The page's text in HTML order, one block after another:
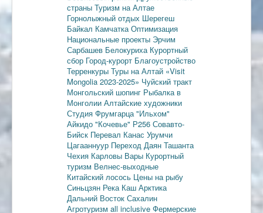
страны Туризм на Алтае
Горнолыжный отдых Шерегеш
Байкал Камчатка Оптимизация
Национальные проекты Эрчим
Сарбашев Белокуриха Курортный
сбор Город-курорт Благоустройство
Терренкуры Туры на Алтай «Visit
Mongolia 2023-2025» Чуйский тракт
Монгольский шопинг Рыбалка в
Монголии Алтайские художники
Студия Фрумгарца "Ильхом"
Айкидо "Кочевье" Р256 Совавто-
Бийск Перевал Канас Урумчи
Цагааннуур Переход Даян Ташанта
Чехия Карловы Вары Курортный
туризм Велнес-выходные
Китайский лосось Цены на рыбу
Синьцзян Река Каш Арктика
Дальний Восток Сахалин
Агротуризм all inclusive Фермерские